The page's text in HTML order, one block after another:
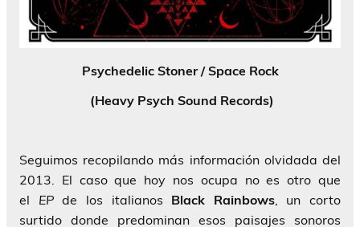
Psychedelic Stoner / Space Rock
(Heavy Psych Sound Records)
Seguimos recopilando más información olvidada del
2013. El caso que hoy nos ocupa no es otro que
el EPde los italianos Black Rainbows, un corto
surtido donde predominan esos paisajes sonoros